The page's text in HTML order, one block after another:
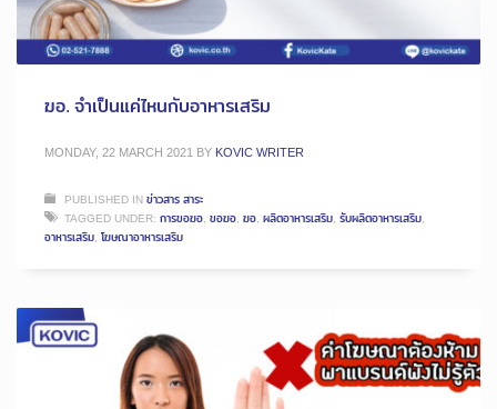
ฆอ. จำเป็นแค่ไหนกับอาหารเสริม
MONDAY, 22 MARCH 2021 BY KOVIC WRITER
PUBLISHED INข่าวสาร สาระ
TAGGED UNDER: การขอฆอ, ขอฆอ, ฆอ, ผลิตอาหารเสริม, รับผลิตอาหารเสริม,
อาหารเสริม, โฆษณาอาหารเสริม